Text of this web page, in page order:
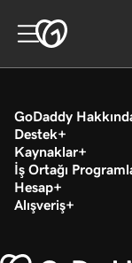
GoDaddy
Destek
Kaynaklar
İş Ortağı
Hesap
Alışveriş